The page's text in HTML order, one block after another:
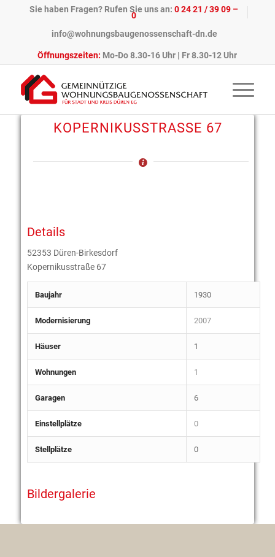
Sie haben Fragen? Rufen Sie uns an:0 24 21 / 39 09 –
0
info@wohnungsbaugenossenschaft-dn.de
Öffnungszeiten: Mo-Do 8.30-16 Uhr | Fr 8.30-12 Uhr
KOPERNIKUSSTRASSE 67
Details
52353 Düren-Birkesdorf
Kopernikusstraße 67
Baujahr 1930
Modernisierung 2007
Häuser 1
Wohnungen 1
Garagen 6
Einstellplätze 0
Stellplätze 0
Bildergalerie